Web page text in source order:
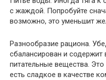
с жаждой. Попробуйте
возможно, это уменьшит
Разнообразие рациона.
сбалансирован и
питательные вещества.
есть сладкое в качестве